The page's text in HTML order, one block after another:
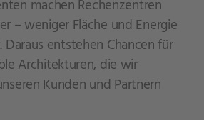
machen Rechenzentren
– weniger Fläche und Energie
entstehen Chancen für
Architekturen, die wir
Kunden und Partnern